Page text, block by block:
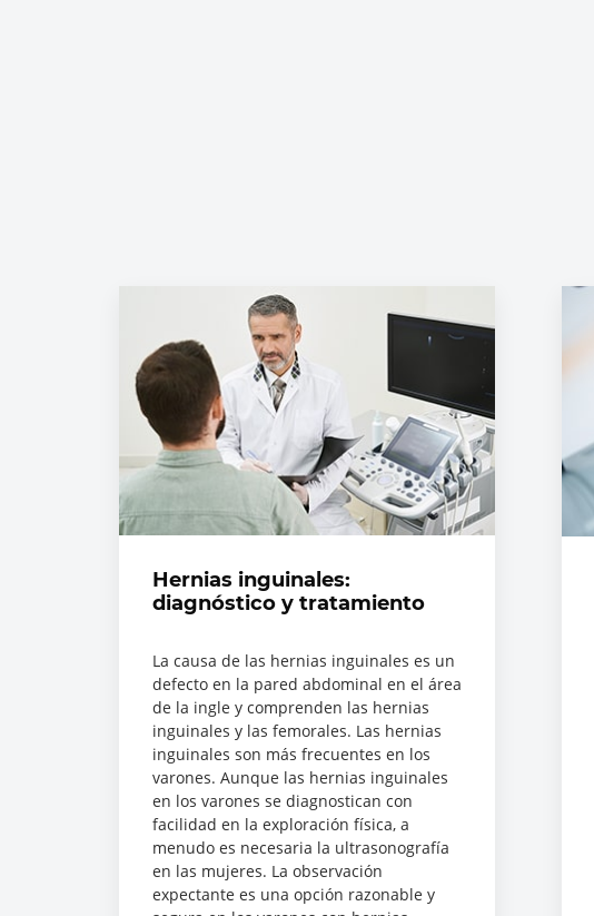
Hernias inguinales:
diagnóstico y tratamiento
La causa de las hernias inguinales es un
defecto en la pared abdominal en el área
de la ingle y comprenden las hernias
inguinales y las femorales. Las hernias
inguinales son más frecuentes en los
varones. Aunque las hernias inguinales
en los varones se diagnostican con
facilidad en la exploración física, a
menudo es necesaria la ultrasonografía
en las mujeres. La observación
expectante es una opción razonable y